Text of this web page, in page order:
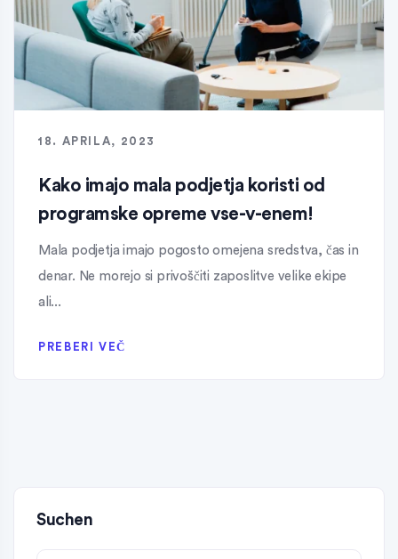
18. APRILA, 2023
Kako imajo mala podjetja koristi od
programske opreme vse-v-enem!
Mala podjetja imajo pogosto omejena sredstva, čas in
denar. Ne morejo si privoščiti zaposlitve velike ekipe
ali...
PREBERI VEČ
Suchen